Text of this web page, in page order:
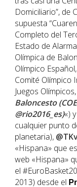
Domiciliario”, de
supuesta
Completo del
Estado de
Olímpica de
Olímpico
Comité Olímpico
Juegos
Baloncesto
@rio2016_es)«)
cualquier punto
planetaria),
«Hispana» que
web «Hispana»
el
2013) desde el